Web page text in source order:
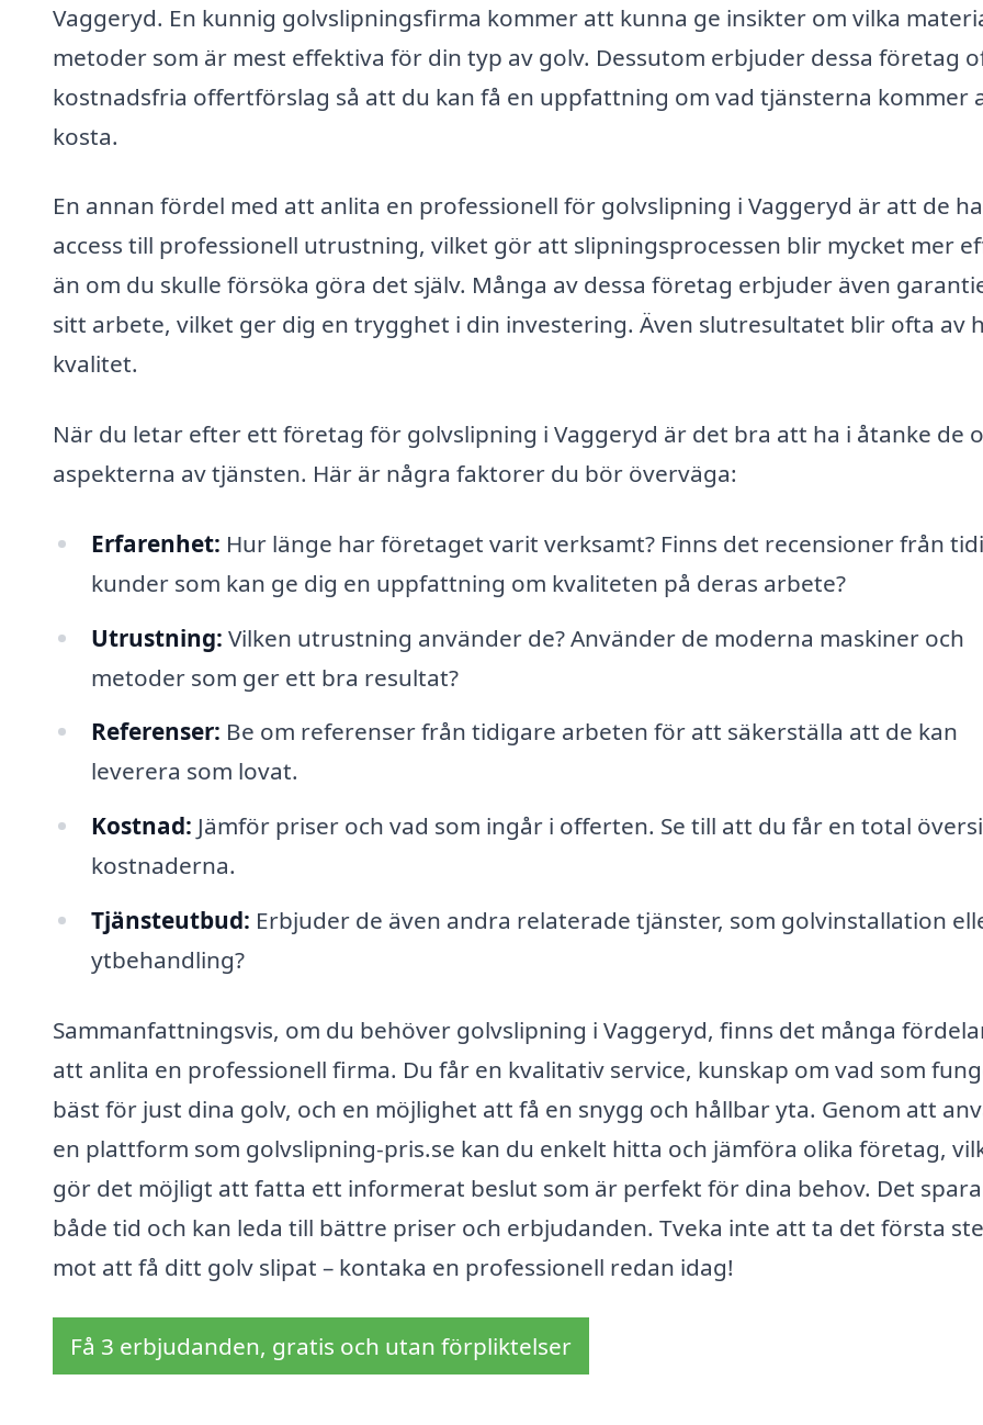
Vaggeryd. En kunnig golvslipningsfirma kommer att kunna ge insikter om vilka
metoder som är mest effektiva för din typ av golv. Dessutom erbjuder dessa företag
kostnadsfria offertförslag så att du kan få en uppfattning om vad tjänsterna kommer
kosta.
En annan fördel med att anlita en professionell för golvslipning i Vaggeryd är att de
access till professionell utrustning, vilket gör att slipningsprocessen blir mycket mer
än om du skulle försöka göra det själv. Många av dessa företag erbjuder även
sitt arbete, vilket ger dig en trygghet i din investering. Även slutresultatet blir ofta av
kvalitet.
När du letar efter ett företag för golvslipning i Vaggeryd är det bra att ha i åtanke de
aspekterna av tjänsten. Här är några faktorer du bör överväga:
Erfarenhet: Hur länge har företaget varit verksamt? Finns det recensioner från
kunder som kan ge dig en uppfattning om kvaliteten på deras arbete?
Utrustning: Vilken utrustning använder de? Använder de moderna maskiner och
metoder som ger ett bra resultat?
Referenser: Be om referenser från tidigare arbeten för att säkerställa att de kan
leverera som lovat.
Kostnad: Jämför priser och vad som ingår i offerten. Se till att du får en total
kostnaderna.
Tjänsteutbud: Erbjuder de även andra relaterade tjänster, som golvinstallation
ytbehandling?
Sammanfattningsvis, om du behöver golvslipning i Vaggeryd, finns det många
att anlita en professionell firma. Du får en kvalitativ service, kunskap om vad som
bäst för just dina golv, och en möjlighet att få en snygg och hållbar yta. Genom att
en plattform som golvslipning-pris.se kan du enkelt hitta och jämföra olika företag,
gör det möjligt att fatta ett informerat beslut som är perfekt för dina behov. Det
både tid och kan leda till bättre priser och erbjudanden. Tveka inte att ta det första
mot att få ditt golv slipat – kontaka en professionell redan idag!
Få 3 erbjudanden, gratis och utan förpliktelser